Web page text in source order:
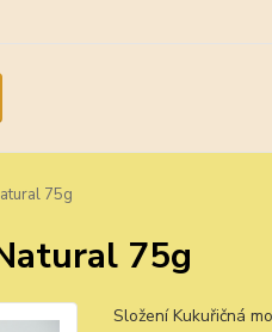
75g
75g
Složení Kukuřičná